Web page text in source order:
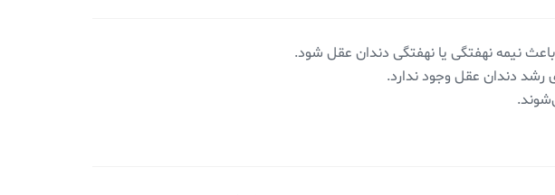
نیمه نهفتگی یا نهفتگی دندان عقل شود.
رشد دندان عقل وجود ندارد.